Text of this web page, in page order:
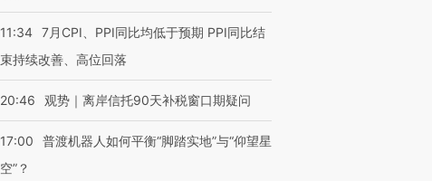
11:34 7月CPI、PPI同比均低于预期 PPI同比结
束持续改善、高位回落
20:46 观势｜离岸信托90天补税窗口期疑问
17:00
普渡机器人如何平衡“脚踏实地”与“仰望星
空”？